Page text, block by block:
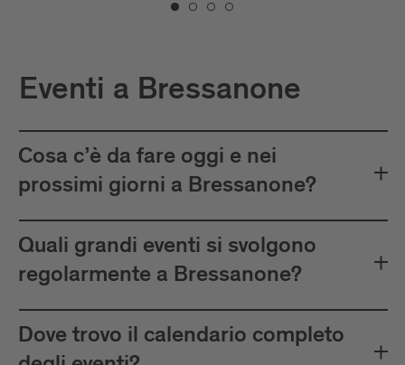
Eventi a Bressanone
Cosa c’è da fare oggi e nei
prossimi giorni a Bressanone?
Quali grandi eventi si svolgono
regolarmente a Bressanone?
Dove trovo il calendario completo